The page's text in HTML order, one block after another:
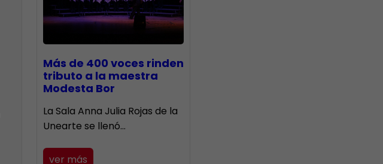
Más de 400 voces rinden
tributo a la maestra
Modesta Bor
​La Sala Anna Julia Rojas de la
Unearte se llenó…
ver más